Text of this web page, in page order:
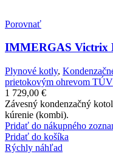
Porovnať
IMMERGAS Victrix
Plynové kotly,
prietokovým ohrevom TÚV
1 729,00 €
Závesný kondenzačný
kúrenie (kombi).
Pridať do nákupného
Pridať do košíka
Rýchly náhľad